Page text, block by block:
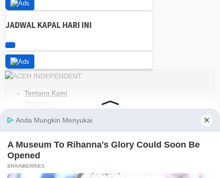
JADWAL KAPAL HARI INI
Tentang Kami
Redaksi
Pedoman Media Siber
Kebijakan Privasi
Jaringan Social